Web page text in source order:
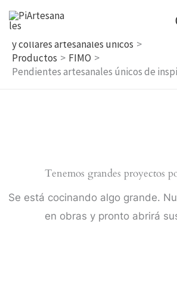
contenido
Inicio
Descubre bisutería artesanal,
y collares artesanales únicos
Productos
FIMO
Pendientes artesanales únicos de
Tenemos grandes proyectos
Se está cocinando algo grande.
en obras y pronto abrirá